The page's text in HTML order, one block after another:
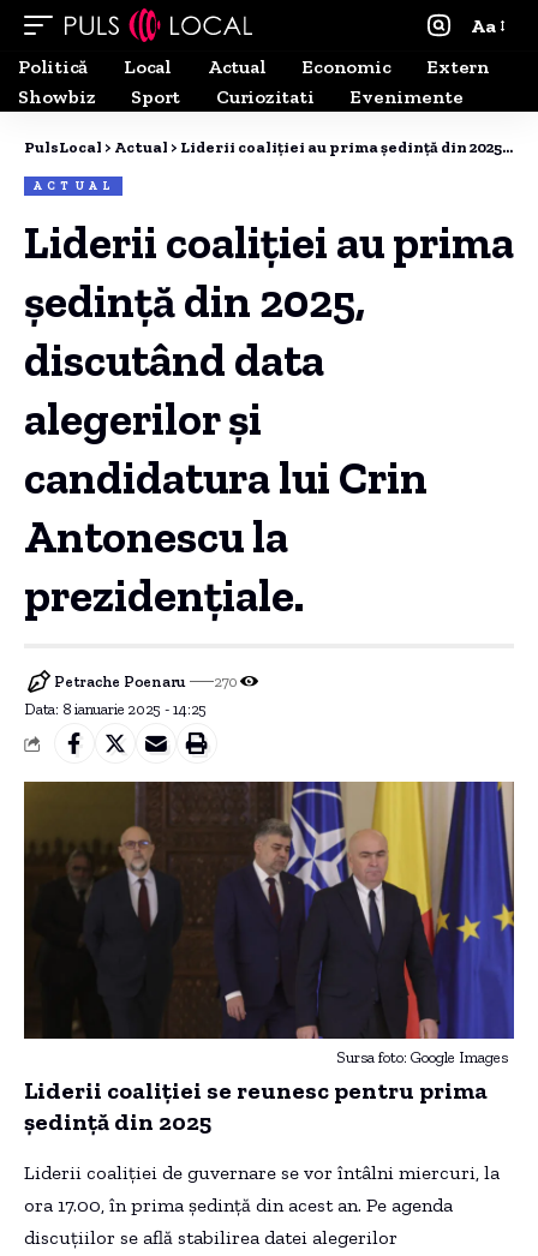
Aa
Politică
Local Actual Economic
Extern
Showbiz
Sport Curiozitati Evenimente
PulsLocal > Actual > Liderii coaliției au prima ședință din 2025, discutând data alegerilor și candidatura lui Crin Antonescu la prezidențiale.
ACTUAL
Liderii coaliției au prima
ședință din 2025,
discutând data
alegerilor și
candidatura lui Crin
Antonescu la
prezidențiale.
Data: 8 ianuarie 2025 - 14:25
Petrache Poenaru 270
Sursa foto: Google Images
Liderii coaliției se reunesc pentru prima
ședință din 2025
Liderii coaliției de guvernare se vor întâlni miercuri, la
ora 17.00, în prima ședință din acest an. Pe agenda
discuțiilor se află stabilirea datei alegerilor